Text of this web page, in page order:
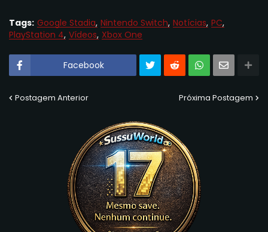
Tags: Google Stadia Nintendo Switch Notícias PC
PlayStation 4 Vídeos Xbox One
Facebook
Postagem Anterior Próxima Postagem